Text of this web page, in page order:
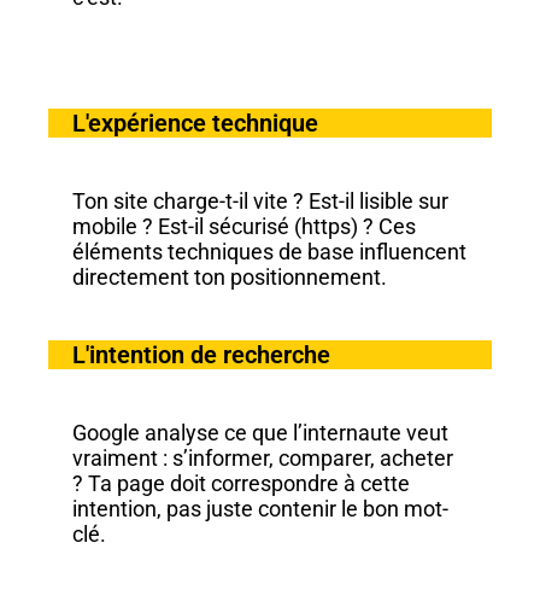
L'expérience technique
Ton site charge-t-il vite ? Est-il lisible sur
mobile ? Est-il sécurisé (https) ? Ces
éléments techniques de base influencent
directement ton positionnement.
L'intention de recherche
Google analyse ce que l’internaute veut
vraiment : s’informer, comparer, acheter
? Ta page doit correspondre à cette
intention, pas juste contenir le bon mot-
clé.